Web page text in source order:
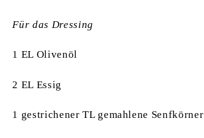
Für das Dressing
1 EL Olivenöl
2 EL Essig
1 gestrichener TL gemahlene Senfkörner